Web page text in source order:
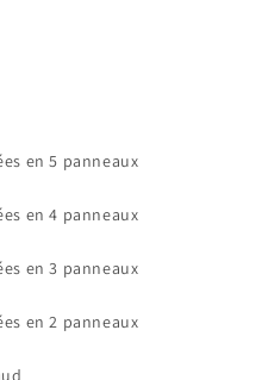
en 5 panneaux
en 4 panneaux
en 3 panneaux
en 2 panneaux